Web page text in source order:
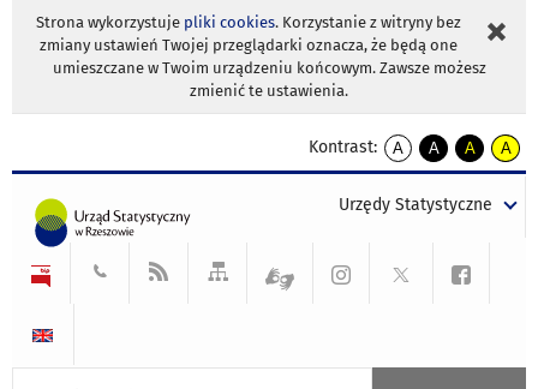
Strona wykorzystuje pliki cookies. Korzystanie z witryny bez
zmiany ustawień Twojej przeglądarki oznacza, że będą one
umieszczane w Twoim urządzeniu końcowym. Zawsze możesz
zmienić te ustawienia.
Kontrast:
A
kontrast
A
kontrast
tekst
czarnym
A
kontrast
tekst
czarnym
A
tekst
żółtym
Urzędy Statystyczne